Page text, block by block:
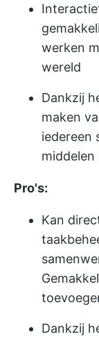
werken
wereld
Dankzij
maken
iedereen
middelen
Pro's:
Kan
Dankzij